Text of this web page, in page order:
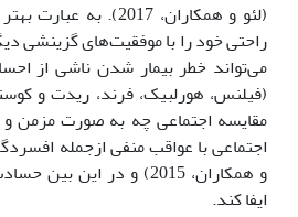
(لئو و همکاران، 2017).
راحتی خود را با موفقیت‌های گزینشی
می‌تواند خطر بیمار شدن ناشی از
(فیلنس، هورلبیک، فرند، ریدت و
مقایسه اجتماعی چه به صورت مزمن
اجتماعی با عواقب منفی ازجمله
و همکاران، 2015) و در
ایفا کند.